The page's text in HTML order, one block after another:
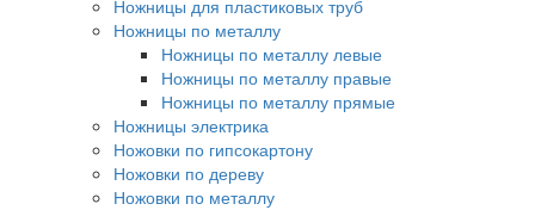
Ножницы для пластиковых труб
Ножницы по металлу
Ножницы по металлу левые
Ножницы по металлу правые
Ножницы по металлу прямые
Ножницы электрика
Ножовки по гипсокартону
Ножовки по дереву
Ножовки по металлу